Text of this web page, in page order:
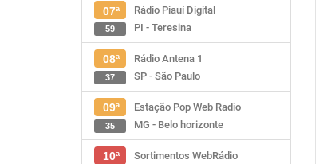
07ª
Rádio Piauí Digital
PI - Teresina
59
08ª
Rádio Antena 1
SP - São Paulo
37
09ª
Estação Pop Web Radio
MG - Belo horizonte
35
10ª
Sortimentos WebRádio